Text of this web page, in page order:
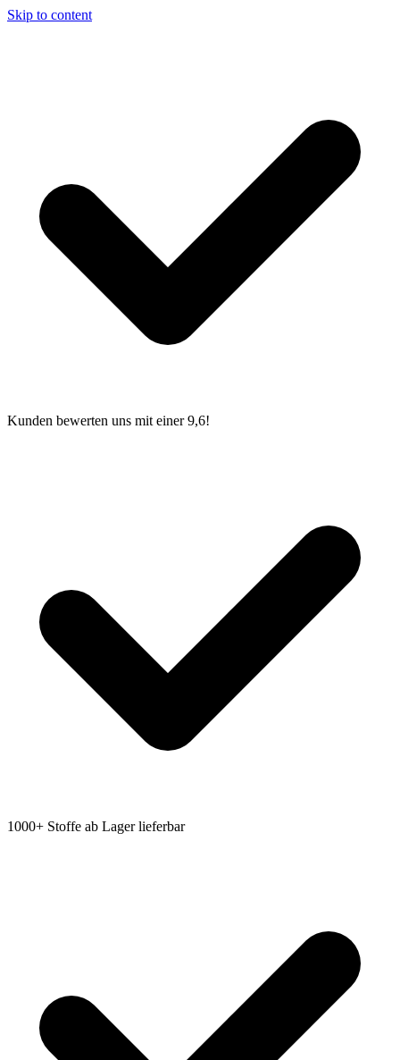
Skip to content
Kunden bewerten uns mit einer 9,6!
1000+ Stoffe ab Lager lieferbar